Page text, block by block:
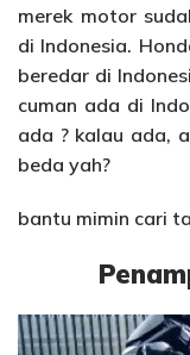
merek motor
di Indonesia.
beredar di
cuman ada di
ada ? kalau ada,
beda yah?
bantu mimin cari